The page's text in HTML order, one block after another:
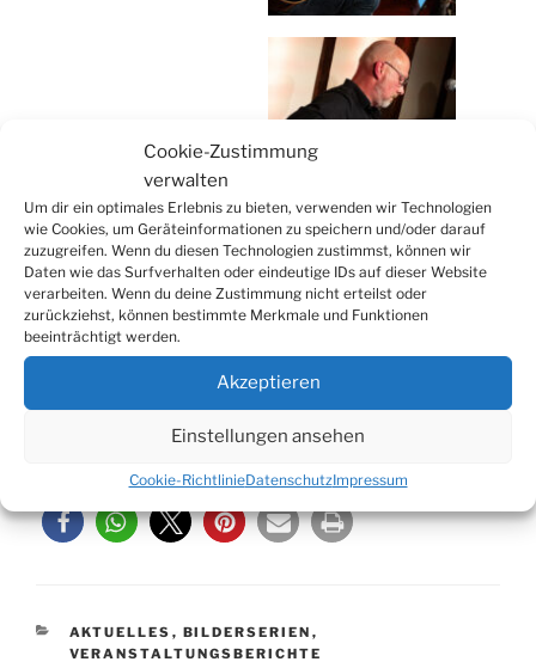
Cookie-Zustimmung
verwalten
Um dir ein optimales Erlebnis zu bieten, verwenden wir Technologien
wie Cookies, um Geräteinformationen zu speichern und/oder darauf
zuzugreifen. Wenn du diesen Technologien zustimmst, können wir
Daten wie das Surfverhalten oder eindeutige IDs auf dieser Website
verarbeiten. Wenn du deine Zustimmung nicht erteilst oder
zurückziehst, können bestimmte Merkmale und Funktionen
beeinträchtigt werden.
Akzeptieren
Einstellungen ansehen
Cookie-RichtlinieDatenschutzImpressum
Fotos: Vera Marzinski
Beitrag teilen:
KATEGORIEN
AKTUELLES , BILDERSERIEN ,
VERANSTALTUNGSBERICHTE